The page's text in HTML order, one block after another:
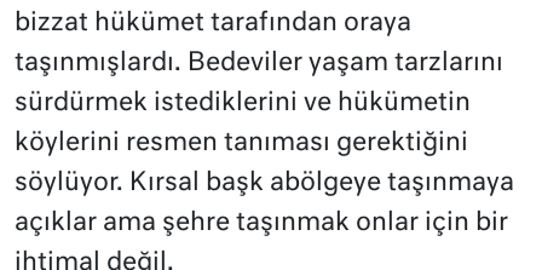
bizzat hükümet tarafından oraya
taşınmışlardı. Bedeviler yaşam tarzlarını
sürdürmek istediklerini ve hükümetin
köylerini resmen tanıması gerektiğini
söylüyor. Kırsal başk abölgeye taşınmaya
açıklar ama şehre taşınmak onlar için bir
ihtimal değil.